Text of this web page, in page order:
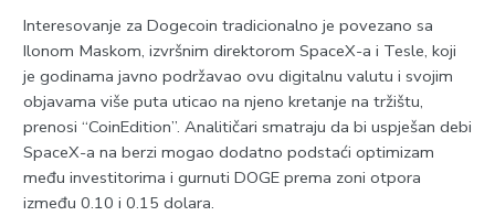
Interesovanje za Dogecoin tradicionalno je povezano sa
Ilonom Maskom, izvršnim direktorom SpaceX-a i Tesle, koji
je godinama javno podržavao ovu digitalnu valutu i svojim
objavama više puta uticao na njeno kretanje na tržištu,
prenosi “CoinEdition”. Analitičari smatraju da bi uspješan debi
SpaceX-a na berzi mogao dodatno podstaći optimizam
među investitorima i gurnuti DOGE prema zoni otpora
između 0.10 i 0.15 dolara.